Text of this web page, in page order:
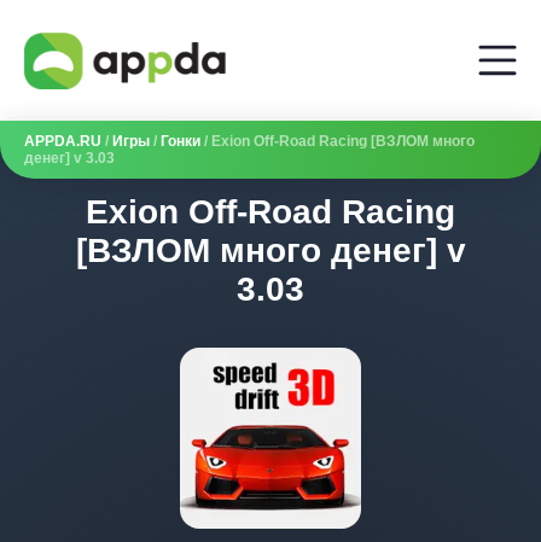
APPDA.RU / Игры / Гонки / Exion Off-Road Racing [ВЗЛОМ много
денег] v 3.03
Exion Off-Road Racing
[ВЗЛОМ много денег] v
3.03